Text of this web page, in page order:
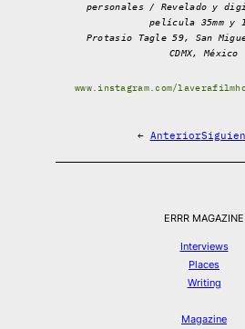
personales / Revelado y
película 35mm y
Protasio Tagle 59, San
CDMX, México
www.instagram.com/
← Anterior
ERRR MAGAZINE
Interviews
Places
Writing
Magazine